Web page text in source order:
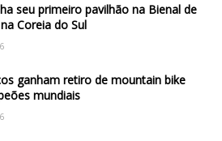
seu primeiro pavilhão na Bienal de
Coreia do Sul
ganham retiro de mountain bike
mundiais